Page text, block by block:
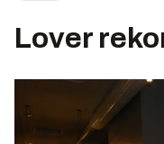
Lover